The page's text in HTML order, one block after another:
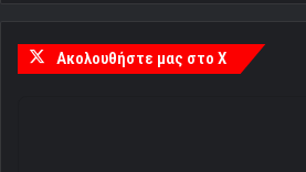
Ακολουθήστε μας στο X